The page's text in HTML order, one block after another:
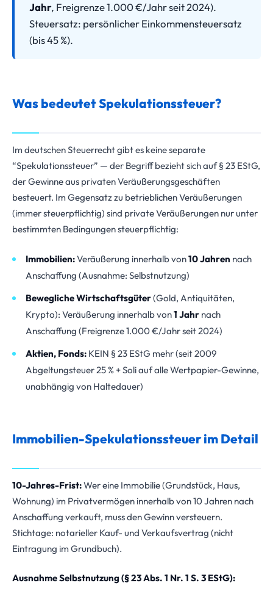
Jahr, Freigrenze 1.000 €/Jahr seit 2024).
Steuersatz: persönlicher Einkommensteuersatz
(bis 45 %).
Was bedeutet Spekulationssteuer?
Im deutschen Steuerrecht gibt es keine separate
“Spekulationssteuer” — der Begriff bezieht sich auf § 23 EStG,
der Gewinne aus privaten Veräußerungsgeschäften
besteuert. Im Gegensatz zu betrieblichen Veräußerungen
(immer steuerpflichtig) sind private Veräußerungen nur unter
bestimmten Bedingungen steuerpflichtig:
Immobilien:Veräußerung innerhalb von10 Jahren nach
Anschaffung (Ausnahme: Selbstnutzung)
Bewegliche Wirtschaftsgüter(Gold, Antiquitäten,
Krypto): Veräußerung innerhalb von1 Jahr nach
Anschaffung (Freigrenze 1.000 €/Jahr seit 2024)
Aktien, Fonds: KEIN § 23 EStG mehr (seit 2009
Abgeltungsteuer 25 % + Soli auf alle Wertpapier-Gewinne,
unabhängig von Haltedauer)
Immobilien-Spekulationssteuer im Detail
10-Jahres-Frist:Wer eine Immobilie (Grundstück, Haus,
Wohnung) im Privatvermögen innerhalb von 10 Jahren nach
Anschaffung verkauft, muss den Gewinn versteuern.
Stichtage: notarieller Kauf- und Verkaufsvertrag (nicht
Eintragung im Grundbuch).
Ausnahme Selbstnutzung (§ 23 Abs. 1 Nr. 1 S. 3 EStG):